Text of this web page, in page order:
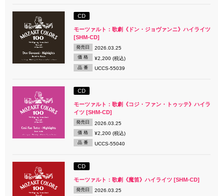
CD
モーツァルト：歌劇《ドン・ジョヴァンニ》ハイライツ
[SHM-CD]
発売日 2026.03.25
価 格 ¥2,200 (税込)
品 番 UCCS-55039
CD
モーツァルト：歌劇《コジ・ファン・トゥッテ》ハイラ
イツ [SHM-CD]
発売日 2026.03.25
価 格 ¥2,200 (税込)
品 番 UCCS-55040
CD
モーツァルト：歌劇《魔笛》ハイライツ [SHM-CD]
発売日 2026.03.25